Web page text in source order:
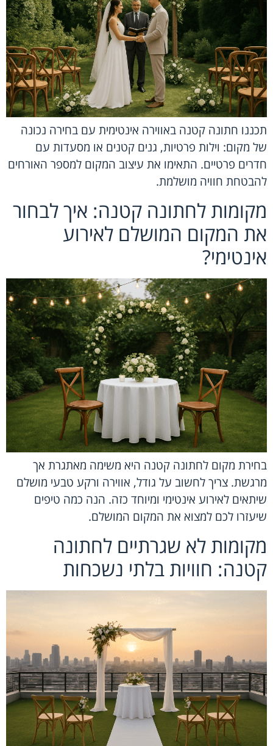
תכננו חתונה קטנה באווירה אינטימית עם בחירה נכונה
של מקום: וילות פרטיות, גנים קטנים או מסעדות עם
חדרים פרטיים. התאימו את עיצוב המקום למספר האורחים
להבטחת חוויה מושלמת.
מקומות לחתונה קטנה: איך לבחור
את המקום המושלם לאירוע
אינטימי?
בחירת מקום לחתונה קטנה היא משימה מאתגרת אך
מרגשת. צריך לחשוב על גודל, אווירה ורקע טבעי מושלם
שיתאים לאירוע אינטימי ומיוחד כזה. הנה כמה טיפים
שיעזרו לכם למצוא את המקום המושלם.
מקומות לא שגרתיים לחתונה
קטנה: חוויות בלתי נשכחות